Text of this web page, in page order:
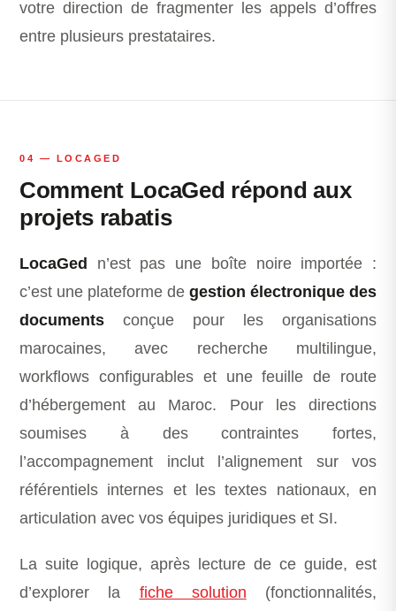
votre direction de fragmenter les appels d’offres
entre plusieurs prestataires.
04 — LOCAGED
Comment LocaGed répond aux
projets rabatis
LocaGed
n’est pas une boîte noire importée :
c’est une plateforme de gestion électronique des
documents conçue pour les organisations
marocaines, avec recherche multilingue,
workflows configurables et une feuille de route
d’hébergement au Maroc. Pour les directions
soumises à des contraintes fortes,
l’accompagnement inclut l’alignement sur vos
référentiels internes et les textes nationaux, en
articulation avec vos équipes juridiques et SI.
La suite logique, après lecture de ce guide, est
d’explorer la fiche solution (fonctionnalités,